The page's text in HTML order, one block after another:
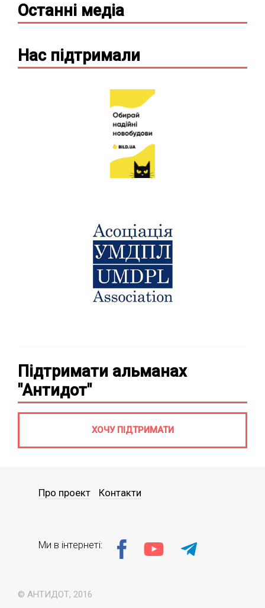
Останні медіа
Нас підтримали
Підтримати альманах
"Антидот"
ХОЧУ ПІДТРИМАТИ
© АНТИДОТ, 2016
Про проект Контакти
Ми в інтернеті: